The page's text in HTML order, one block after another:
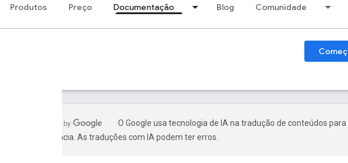
Produtos Preço Documentação Blog Comunidade
O Google usa tecnologia de IA na tradução de conteúdos
preferência. As traduções com IA podem ter erros.